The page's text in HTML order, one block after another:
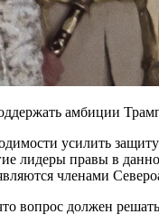
амбиции
усилить
лидеры правы в
членами
вопрос должен